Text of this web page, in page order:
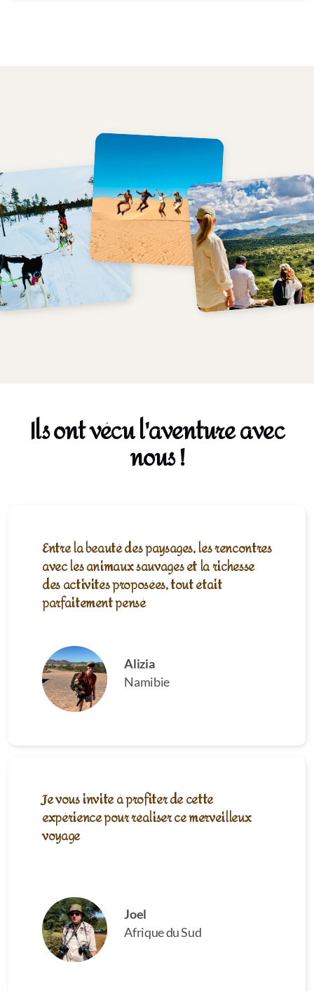
Ils ont vécu l'aventure avec
nous !
Entre la beauté des paysages, les rencontres
avec les animaux sauvages et la richesse
des activités proposées, tout était
parfaitement pensé
Alizia
Namibie
Je vous invite à profiter de cette
expérience pour réaliser ce merveilleux
voyage
Joel
Afrique du Sud